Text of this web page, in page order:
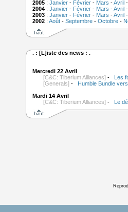
2005: Janvier- Février- Mars -Avril
2004: Janvier- Février- Mars -Avril
2003: Janvier- Février- Mars -Avril
2002: Août- Septembre- Octobre-
. : [L]iste des news : .
Mercredi 22 Avril
[C&C: Tiberium Alliances] -
Les
[Generals] -
Humble Bundle
Mardi 14 Avril
[C&C: Tiberium Alliances] - Le